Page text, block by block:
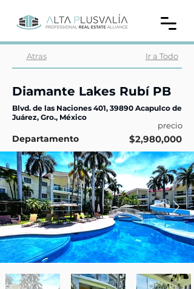
Ir a Todo
Atras
Diamante Lakes Rubí PB
Blvd. de las Naciones 401, 39890 Acapulco de
Juárez, Gro., México
precio
Departamento $2,980,000